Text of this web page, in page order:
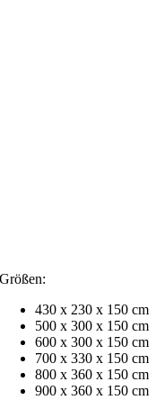
Größen:
430 x 230 x 150 cm
500 x 300 x 150 cm
600 x 300 x 150 cm
700 x 330 x 150 cm
800 x 360 x 150 cm
900 x 360 x 150 cm